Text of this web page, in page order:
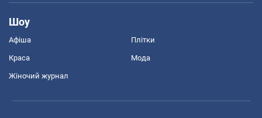
Шоу
Афіша Плітки
Краса Мода
Жіночий журнал